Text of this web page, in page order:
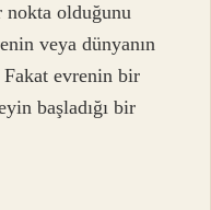
nokta olduğunu
veya dünyanın
Fakat evrenin bir
başladığı bir